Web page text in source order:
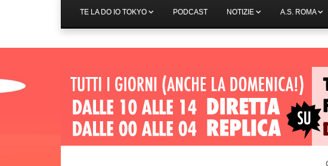
TE LA DO IO TOKYO PODCAST NOTIZIE A.S. ROMA